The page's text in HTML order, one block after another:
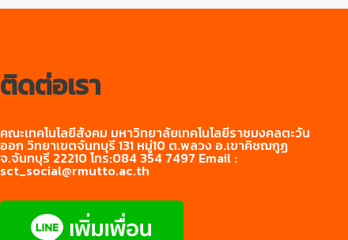
ติดต่อเรา
คณะเทคโนโลยีสังคม มหาวิทยาลัยเทคโนโลยีราชมงคลตะวัน
ออก วิทยาเขตจันทบุรี 131 หมู่10 ต.พลวง อ.เขาคิชฌกูฏ
จ.จันทบุรี 22210 โทร:084 354 7497 Email :
sct_social@rmutto.ac.th